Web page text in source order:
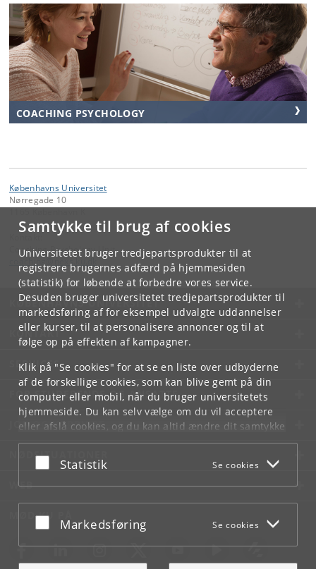
Samtykke til brug af cookies
Universitetet bruger tredjepartsprodukter til at
registrere brugernes adfærd på hjemmesiden
(statistik) for løbende at forbedre vores service.
Desuden bruger universitetet tredjepartsprodukter til
markedsføring af for eksempel udvalgte uddannelser
eller kurser, til at personalisere annoncer og til at
følge op på effekten af kampagner.
Klik på "Se cookies" for at se en liste over udbyderne
af de forskellige cookies, som kan blive gemt på din
computer eller mobil, når du bruger universitetets
hjemmeside. Du kan selv vælge om du vil acceptere
eller afslå cookies, og du kan altid ændre dit samtykke
underCookie- og privatlivspolitiksom du finder i
bunden af hver side.
Acceptér eller afslå
Statistik Se cookies
Acceptér eller afslå
Markedsføring Se cookies
COACHING PSYCHOLOGY
Københavns Universitet
Nørregade 10
Coaching Psychology Unit
KØBENHAVNS UNIVERSITET
KONTAKT
SERVICES
FOR STUDERENDE OG ANSATTE
JOB OG KARRIERE
NØDSITUATIONER
WEB
MØD KU PÅ